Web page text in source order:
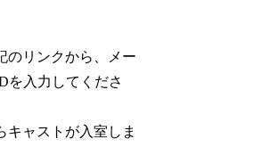
のリンクから、メー
を入力してくださ
キャストが入室しま